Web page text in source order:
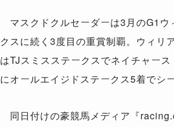
マスクドクルセーダーは3月のG1ウ
クスに続く3度目の重賞制覇。ウィリ
はTJスミスステークスでネイチャー
にオールエイジドステークス5着でシ
同日付けの豪競馬メディア『